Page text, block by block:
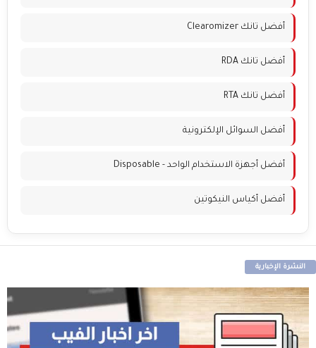
أفضل تانك Clearomizer
أفضل تانك RDA
أفضل تانك RTA
أفضل السوائل الإلكترونية
أفضل أجهزة الاستخدام الواحد - Disposable
أفضل أكياس النيكوتين
النشرة الإخبارية